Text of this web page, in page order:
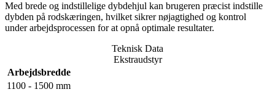
Med brede og indstillelige dybdehjul kan brugeren præcist indstille
dybden på rodskæringen, hvilket sikrer nøjagtighed og kontrol
under arbejdsprocessen for at opnå optimale resultater.
Teknisk Data
Ekstraudstyr
Arbejdsbredde
1100 - 1500 mm